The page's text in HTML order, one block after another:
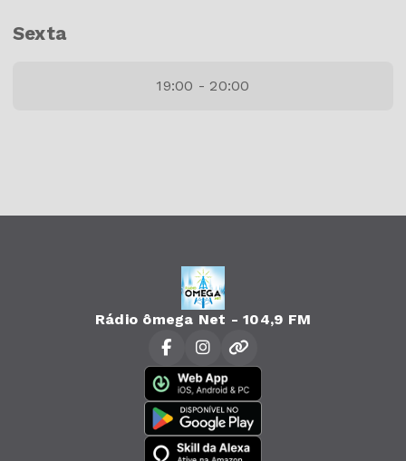
Sexta
19:00 - 20:00
Rádio ômega Net - 104,9 FM